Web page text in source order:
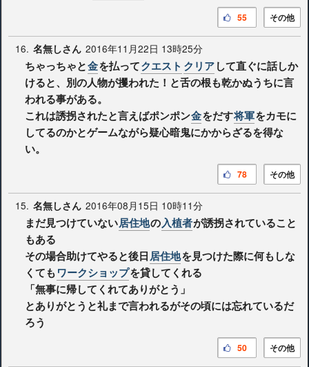
その他
55
16. 名無しさん 2016年11月22日 13時25分
ちゃっちゃと金を払ってクエスト クリアして直ぐに話しか
けると、別の人物が攫われた！と舌の根も乾かぬうちに言
われる事がある。
これは誘拐されたと言えばポンポン金をだす将軍をカモに
してるのかとゲームながら疑心暗鬼にかからざるを得な
い。
その他
78
15. 名無しさん 2016年08月15日 10時11分
まだ見つけていない居住地の入植者が誘拐されていること
もある
その場合助けてやると後日居住地を見つけた際に何もしな
くてもワークショップを貸してくれる
「無事に帰してくれてありがとう」
とありがとうと礼まで言われるがその頃には忘れているだ
ろう
その他
50